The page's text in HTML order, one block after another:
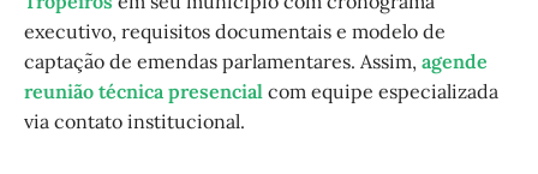
executivo, requisitos documentais e modelo de
captação de emendas parlamentares. Assim, agende
reunião técnica presencial com equipe especializada
via contato institucional.